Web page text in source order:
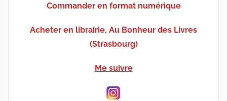
Commander en format numérique
Acheter en librairie, Au Bonheur des Livres
(Strasbourg)
Me suivre